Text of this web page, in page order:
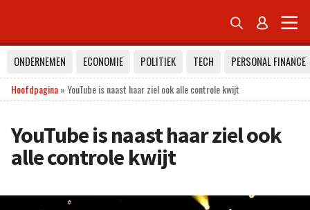
 
ONDERNEMEN ECONOMIE POLITIEK TECH
PERSONAL FINANCE
Hoofdpagina»YouTube is naast haar ziel ook alle controle kwijt
YouTube is naast haar ziel ook
alle controle kwijt